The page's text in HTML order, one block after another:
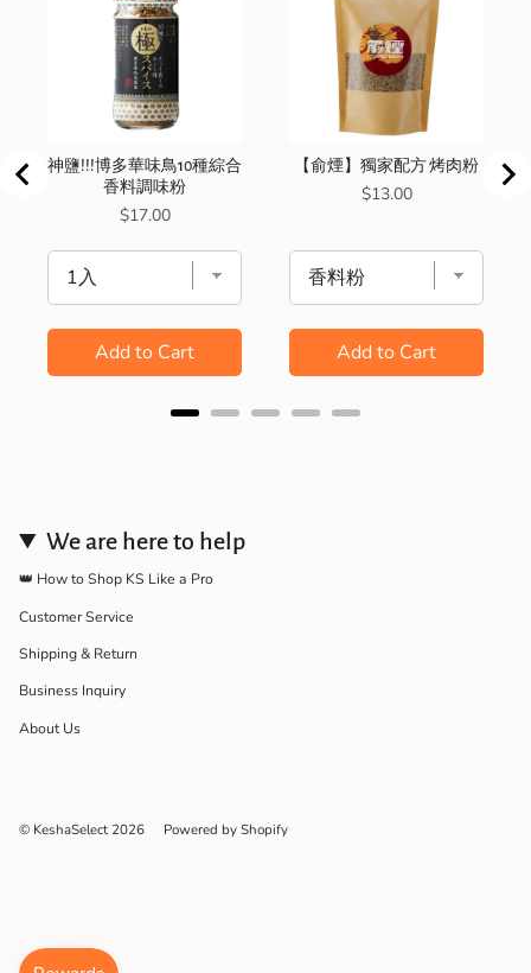
神鹽!!!博多華味鳥10種綜合
香料調味粉
Price
$17.00
Add to Cart
【俞煙】獨家配方 烤肉粉
Price
$13.00
Add to Cart
We are here to help
👑 How to Shop KS Like a Pro
Customer Service
Shipping & Return
Business Inquiry
About Us
© KeshaSelect 2026 Powered by Shopify